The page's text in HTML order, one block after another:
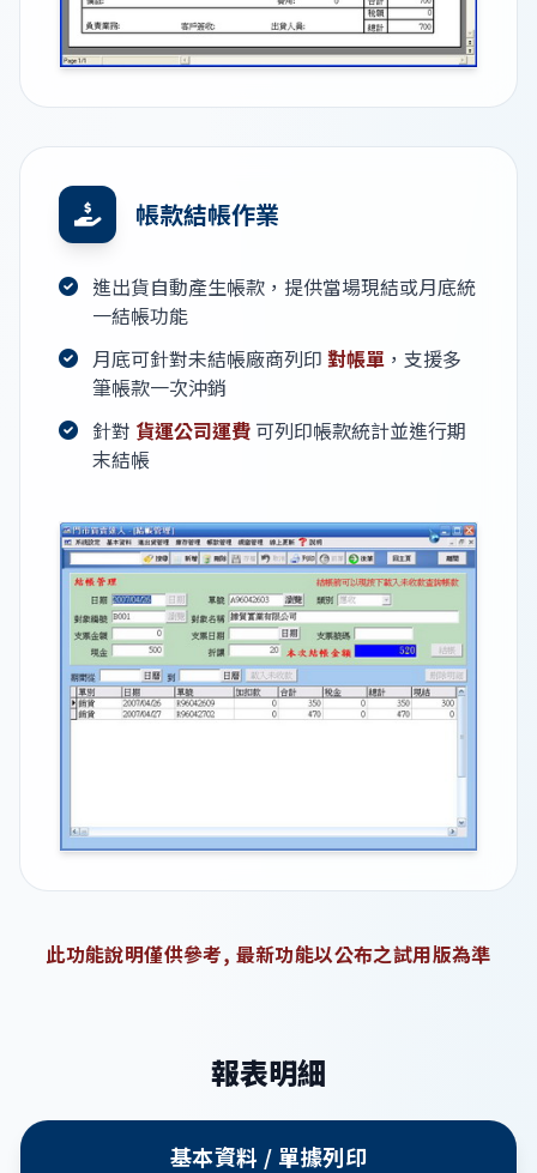
帳款結帳作業
進出貨自動產生帳款，提供當場現結或月底統
一結帳功能
月底可針對未結帳廠商列印 對帳單 ，支援多
筆帳款一次沖銷
針對 貨運公司運費 可列印帳款統計並進行期
末結帳
此功能說明僅供參考, 最新功能以公布之試用版為準
報表明細
基本資料 / 單據列印